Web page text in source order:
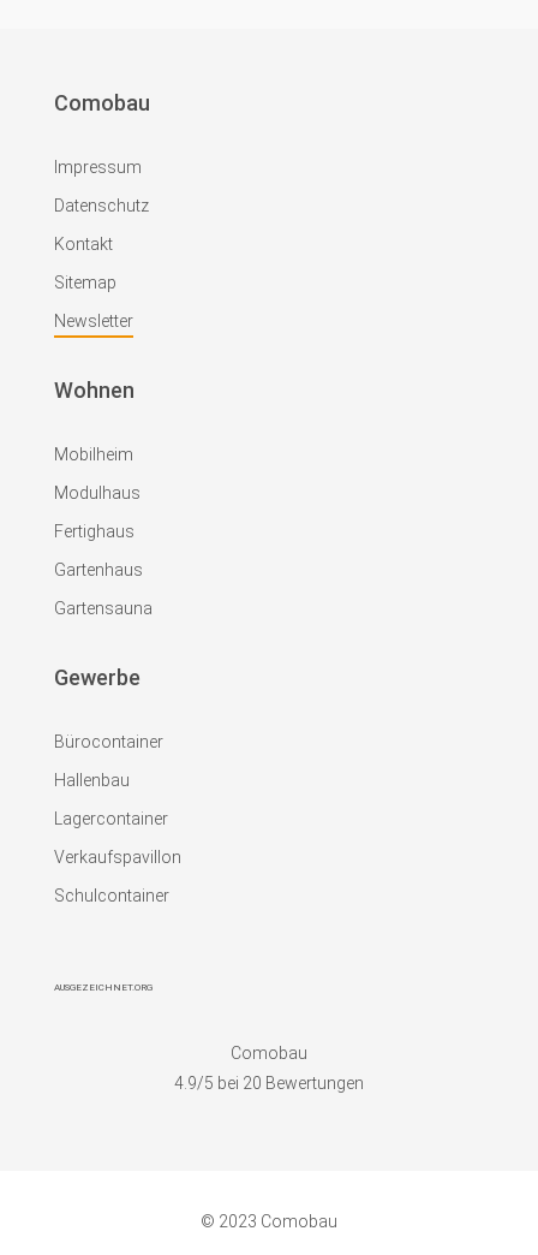
Comobau
Impressum
Datenschutz
Kontakt
Sitemap
Newsletter
Wohnen
Mobilheim
Modulhaus
Fertighaus
Gartenhaus
Gartensauna
Gewerbe
Bürocontainer
Hallenbau
Lagercontainer
Verkaufspavillon
Schulcontainer
AUSGEZEICHNET.ORG
Comobau
4.9/5 bei 20 Bewertungen
© 2023 Comobau